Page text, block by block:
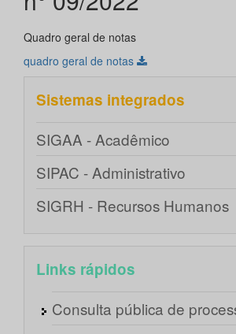
Quadro geral de notas
quadro geral de notas
Sistemas integrados
SIGAA - Acadêmico
SIPAC - Administrativo
SIGRH - Recursos Humanos
Links rápidos
Consulta pública de